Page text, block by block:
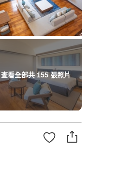
查看全部共155張照片